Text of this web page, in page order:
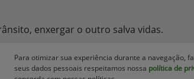
enxergar o outro salva vidas.
Para otimizar sua experiência durante a navegação,
seus dados pessoais respeitamos nossa política de